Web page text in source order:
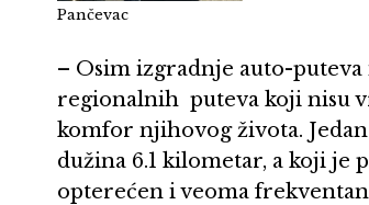
Pančevac
– Osim izgradnje auto-
regionalnih puteva koji nisu
komfor njihovog života.
dužina 6.1 kilometar, a koji je
opterećen i veoma